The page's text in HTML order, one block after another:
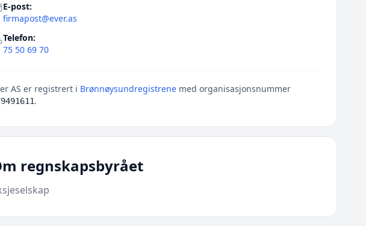
E-post:
firmapost@ever.as
Telefon:
75 50 69 70
AS er registrert i Brønnøysundregistrene med organisasjonsnummer
.
regnskapsbyrået